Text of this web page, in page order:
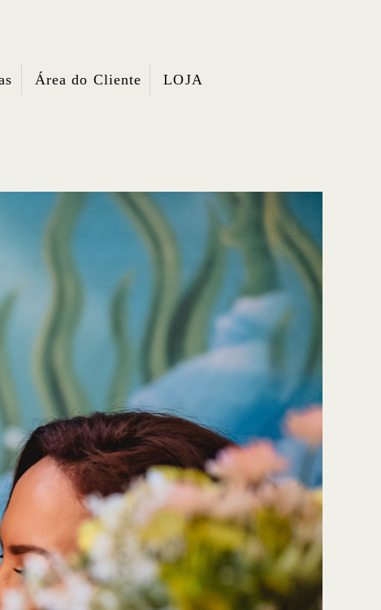
Área do Cliente LOJA